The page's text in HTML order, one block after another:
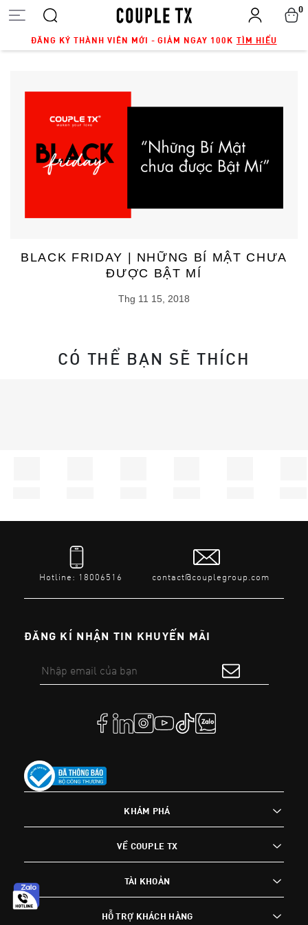
ĐĂNG KÝ THÀNH VIÊN MỚI - GIẢM NGAY 100K TÌM HIỂU
0
BLACK FRIDAY | NHỮNG BÍ MẬT CHƯA
ĐƯỢC BẬT MÍ
Thg 11 15, 2018
CÓ THỂ BẠN SẼ THÍCH
Hotline: 18006516 contact@couplegroup.com
ĐĂNG KÍ NHẬN TIN KHUYẾN MÃI
KHÁM PHÁ
VỀ COUPLE TX
TÀI KHOẢN
HỖ TRỢ KHÁCH HÀNG